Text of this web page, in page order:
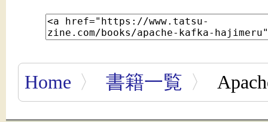
Home 〉 書籍一覧 〉